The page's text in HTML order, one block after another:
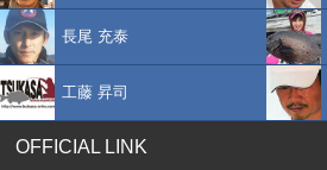
長尾 充泰
工藤 昇司
OFFICIAL LINK